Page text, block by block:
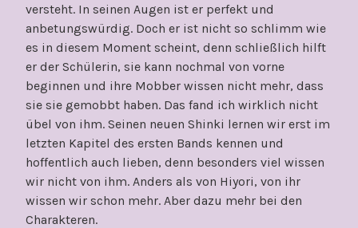
versteht. In seinen Augen ist er perfekt und
anbetungswürdig. Doch er ist nicht so schlimm wie
es in diesem Moment scheint, denn schließlich hilft
er der Schülerin, sie kann nochmal von vorne
beginnen und ihre Mobber wissen nicht mehr, dass
sie sie gemobbt haben. Das fand ich wirklich nicht
übel von ihm. Seinen neuen Shinki lernen wir erst im
letzten Kapitel des ersten Bands kennen und
hoffentlich auch lieben, denn besonders viel wissen
wir nicht von ihm. Anders als von Hiyori, von ihr
wissen wir schon mehr. Aber dazu mehr bei den
Charakteren.